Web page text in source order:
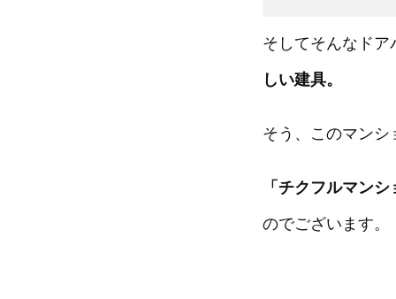
そしてそんなド
しい建具。
そう、このマン
「チクフルマン
のでございます。